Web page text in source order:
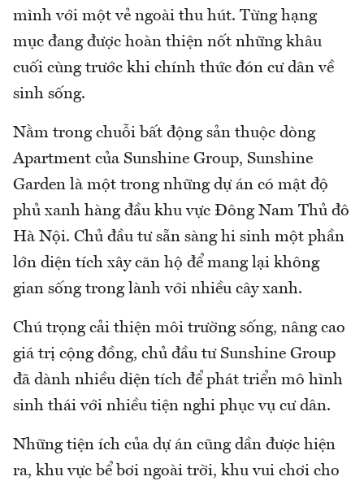
mình với một vẻ ngoài thu hút. Từng hạng
mục đang được hoàn thiện nốt những khâu
cuối cùng trước khi chính thức đón cư dân về
sinh sống.
Nằm trong chuỗi bất động sản thuộc dòng
Apartment của Sunshine Group, Sunshine
Garden là một trong những dự án có mật độ
phủ xanh hàng đầu khu vực Đông Nam Thủ đô
Hà Nội. Chủ đầu tư sẵn sàng hi sinh một phần
lớn diện tích xây căn hộ để mang lại không
gian sống trong lành với nhiều cây xanh.
Chú trọng cải thiện môi trường sống, nâng cao
giá trị cộng đồng, chủ đầu tư Sunshine Group
đã dành nhiều diện tích để phát triển mô hình
sinh thái với nhiều tiện nghi phục vụ cư dân.
Những tiện ích của dự án cũng dần được hiện
ra, khu vực bể bơi ngoài trời, khu vui chơi cho